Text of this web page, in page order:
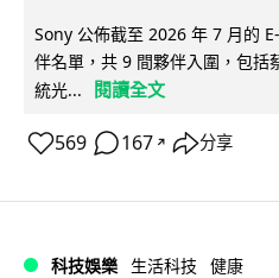
Sony 公佈截至 2026 年 7 月的
伴名單，共 9 間夥伴入圍，包括
統光...
閱讀全文
569 167 ↗ 分享
科技娛樂 生活科技 健康